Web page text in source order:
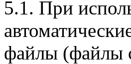
5.1. При
файлы (файлы